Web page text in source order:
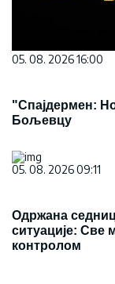
05. 08. 2026 16:00
"Спајдермен:
Бољевцу
05. 08. 2026 09:11
Одржана
ситуације: Све
контролом